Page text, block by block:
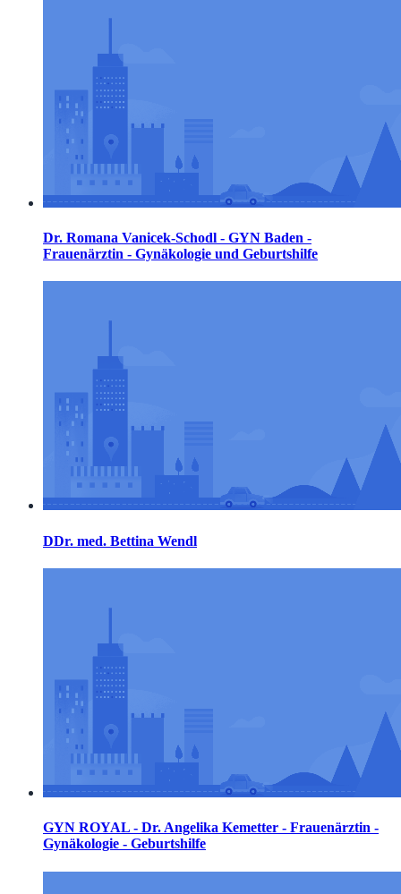
Dr. Romana Vanicek-Schodl - GYN Baden -
Frauenärztin - Gynäkologie und Geburtshilfe
DDr. med. Bettina Wendl
GYN ROYAL - Dr. Angelika Kemetter - Frauenärztin -
Gynäkologie - Geburtshilfe